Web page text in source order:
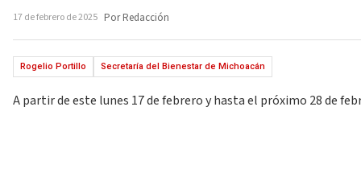
17 de febrero de 2025 Por Redacción
Rogelio Portillo Secretaría del Bienestar de Michoacán
A partir de este lunes 17 de febrero y hasta el próximo 28 de